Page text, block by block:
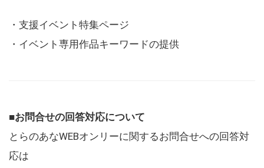
・支援イベント特集ページ
・イベント専用作品キーワードの提供
■お問合せの回答対応について
とらのあなWEBオンリーに関するお問合せへの回答対
応は